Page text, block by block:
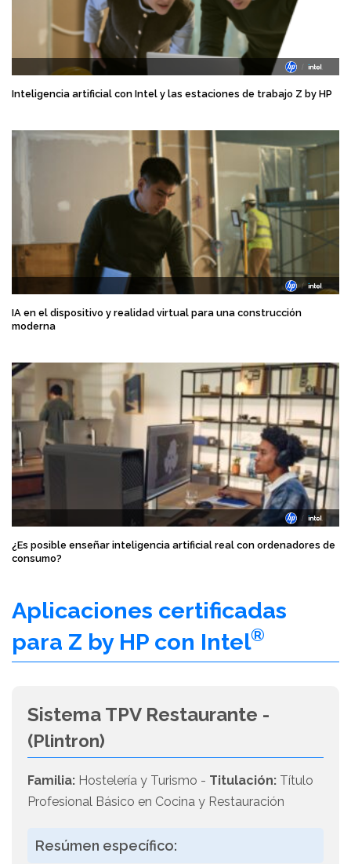
Inteligencia artificial con Intel y las estaciones de trabajo Z by HP
IA en el dispositivo y realidad virtual para una construcción
moderna
¿Es posible enseñar inteligencia artificial real con ordenadores de
consumo?
Aplicaciones certificadas
para Z by HP con Intel®
Sistema TPV Restaurante -
(Plintron)
Familia: Hostelería y Turismo - Titulación: Título
Profesional Básico en Cocina y Restauración
Resúmen específico: